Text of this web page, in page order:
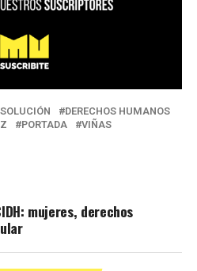
DERECHOS HUMANOS
PORTADA VIÑAS
mujeres, derechos